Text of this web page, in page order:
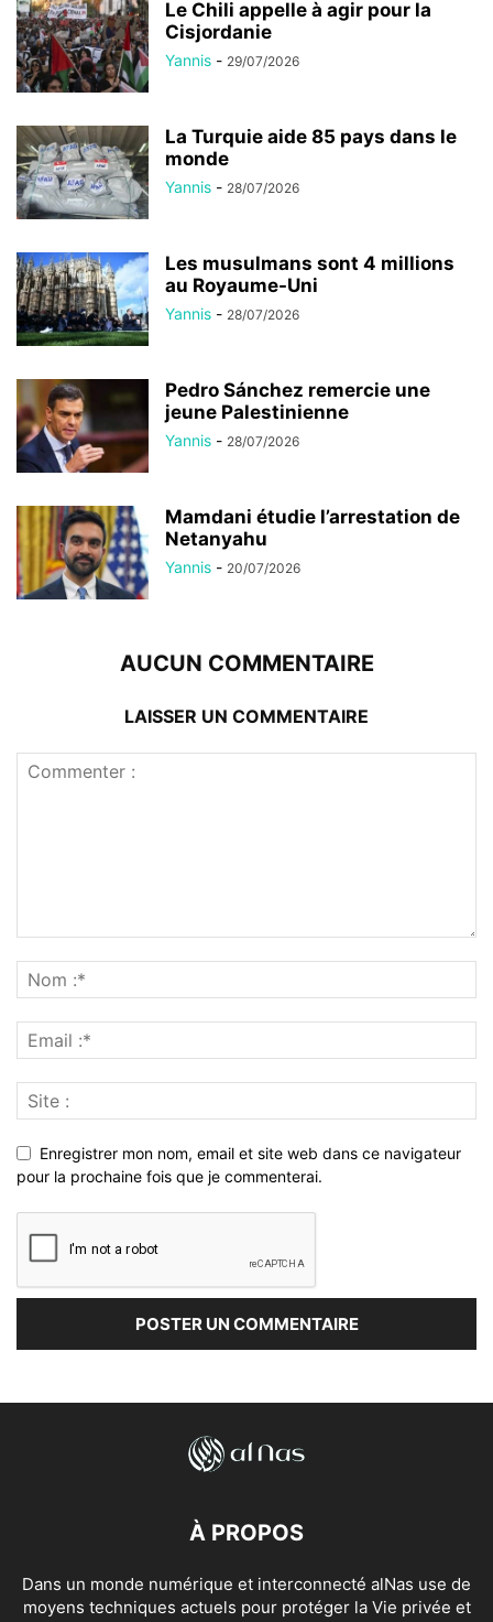
Le Chili appelle à agir pour la
Cisjordanie
Yannis - 29/07/2026
La Turquie aide 85 pays dans le
monde
Yannis - 28/07/2026
Les musulmans sont 4 millions
au Royaume-Uni
Yannis - 28/07/2026
Pedro Sánchez remercie une
jeune Palestinienne
Yannis - 28/07/2026
Mamdani étudie l’arrestation de
Netanyahu
Yannis - 20/07/2026
AUCUN COMMENTAIRE
LAISSER UN COMMENTAIRE
Enregistrer mon nom, email et site web dans ce navigateur
pour la prochaine fois que je commenterai.
À PROPOS
Dans un monde numérique et interconnecté alNas use de
moyens techniques actuels pour protéger la Vie privée et